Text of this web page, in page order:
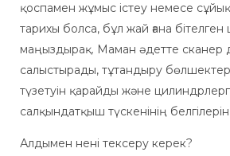
қоспамен жұмыс істеу немесе
тарихы болса, бұл жай ғана бітелген
маңыздырақ. Маман әдетте сканер
салыстырады, тұтандыру
түзетуін қарайды және
салқындатқыш түскенінің белгілерін
Алдымен нені тексеру керек?